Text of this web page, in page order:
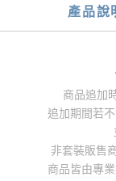
產品說
商品追加
追加期間若
非套裝販售
商品皆由專